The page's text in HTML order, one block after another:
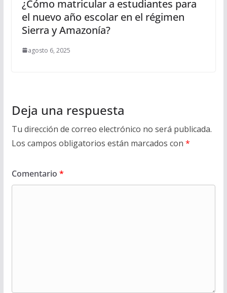
¿Cómo matricular a estudiantes para
el nuevo año escolar en el régimen
Sierra y Amazonía?
agosto 6, 2025
Deja una respuesta
Tu dirección de correo electrónico no será publicada.
Los campos obligatorios están marcados con *
Comentario *